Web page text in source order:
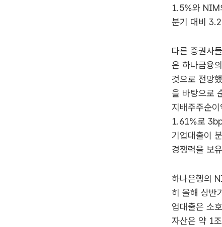
1.5%와 NIM
분기 대비
다른 증권사
은 하나금융
것으로 전망
을 바탕으로
지배주주순
1.61%로
기업대출이
경쟁력을 보
하나은행의
히 올해 상반
업대출은 소
자산은 약 1